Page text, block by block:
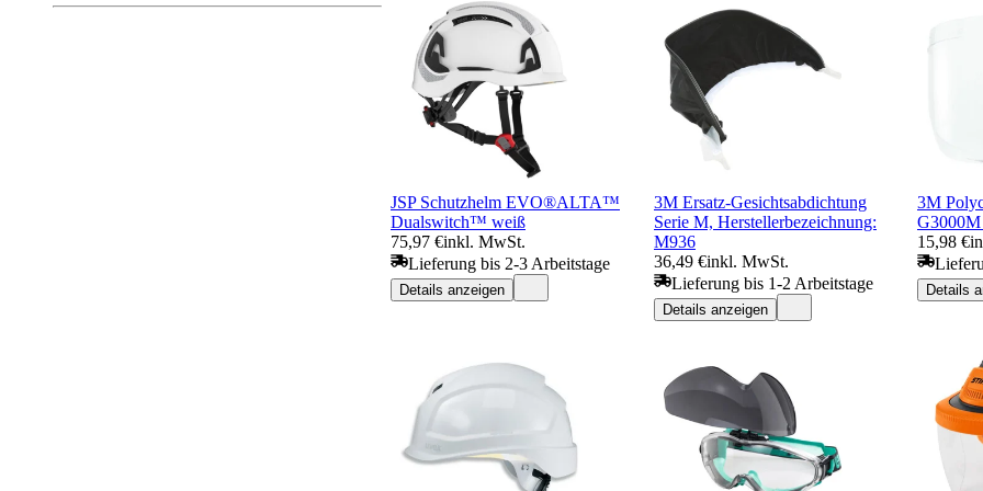
JSP Schutzhelm EVO®ALTA™
Dualswitch™ weiß
75,97 €inkl. MwSt.
Lieferung bis 2-3 Arbeitstage
Details anzeigen
3M Ersatz-Gesichtsabdichtung
Serie M, Herstellerbezeichnung:
M936
36,49 €inkl. MwSt.
Lieferung bis 1-2 Arbeitstage
Details anzeigen
3M
15,98 €
Details